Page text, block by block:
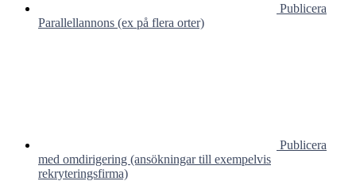
Publicera
Parallellannons (ex på flera orter)
Publicera
med omdirigering (ansökningar till exempelvis
rekryteringsfirma)